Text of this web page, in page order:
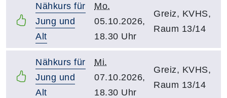
Nähkurs für
Jung und
Alt
Mo.
05.10.2026,
18.30 Uhr
Greiz, KVHS,
Raum 13/14
Nähkurs für
Jung und
Alt
Mi.
07.10.2026,
18.30 Uhr
Greiz, KVHS,
Raum 13/14